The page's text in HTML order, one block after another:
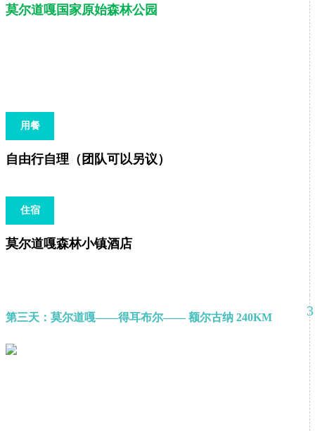
莫尔道嘎国家原始森林公园
用餐
自由行自理（团队可以另议）
住宿
莫尔道嘎森林小镇酒店
3
第三天：莫尔道嘎——得耳布尔—— 额尔古纳 240KM